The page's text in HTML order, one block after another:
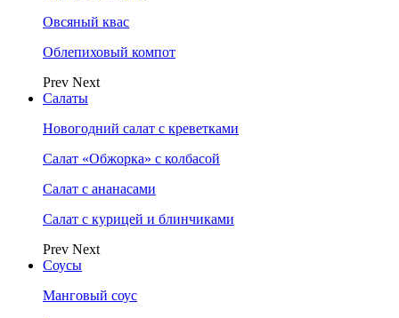
Овсяный квас
Облепиховый компот
Prev Next
Салаты
Новогодний салат с креветками
Салат «Обжорка» с колбасой
Салат с ананасами
Салат с курицей и блинчиками
Prev Next
Соусы
Манговый соус